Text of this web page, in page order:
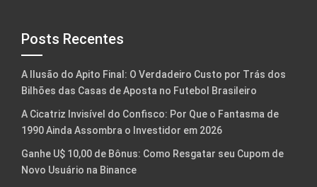
Posts Recentes
A Ilusão do Apito Final: O Verdadeiro Custo por Trás dos
Bilhões das Casas de Aposta no Futebol Brasileiro
A Cicatriz Invisível do Confisco: Por Que o Fantasma de
1990 Ainda Assombra o Investidor em 2026
Ganhe U$ 10,00 de Bônus: Como Resgatar seu Cupom de
Novo Usuário na Binance